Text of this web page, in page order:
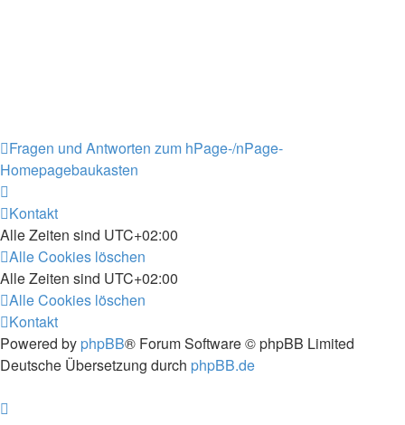
Fragen und Antworten zum hPage-/nPage-
Homepagebaukasten
Kontakt
Alle Zeiten sind UTC+02:00
Alle Cookies löschen
Alle Zeiten sind UTC+02:00
Alle Cookies löschen
Kontakt
Powered by phpBB® Forum Software © phpBB Limited
Deutsche Übersetzung durch phpBB.de